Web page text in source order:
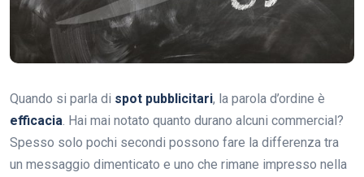
Quando si parla di spot pubblicitari, la parola d’ordine è
efficacia. Hai mai notato quanto durano alcuni commercial?
Spesso solo pochi secondi possono fare la differenza tra
un messaggio dimenticato e uno che rimane impresso nella